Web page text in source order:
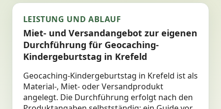
LEISTUNG UND ABLAUF
Miet- und Versandangebot zur eigenen
Durchführung für Geocaching-
Kindergeburtstag in Krefeld
Geocaching-Kindergeburtstag in Krefeld ist als
Material-, Miet- oder Versandprodukt
angelegt. Die Durchführung erfolgt nach den